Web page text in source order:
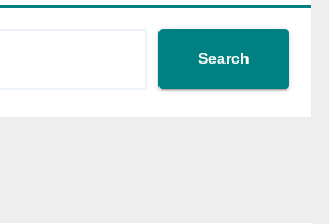
Search